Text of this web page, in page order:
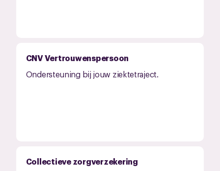
CNV Vertrouwenspersoon
Ondersteuning bij jouw ziektetraject.
Collectieve zorgverzekering